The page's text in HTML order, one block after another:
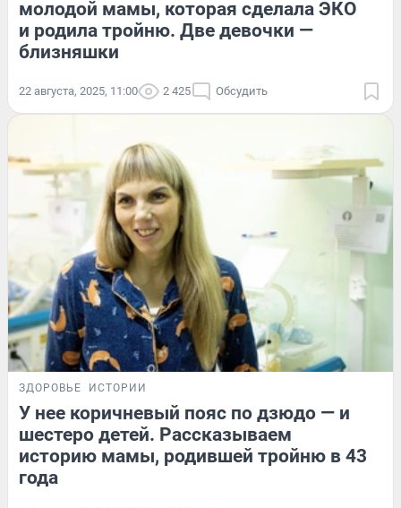
молодой мамы, которая сделала ЭКО
и родила тройню. Две девочки —
близняшки
22 августа, 2025, 11:00 2 425 Обсудить
ЗДОРОВЬЕ ИСТОРИИ
У нее коричневый пояс по дзюдо — и
шестеро детей. Рассказываем
историю мамы, родившей тройню в 43
года